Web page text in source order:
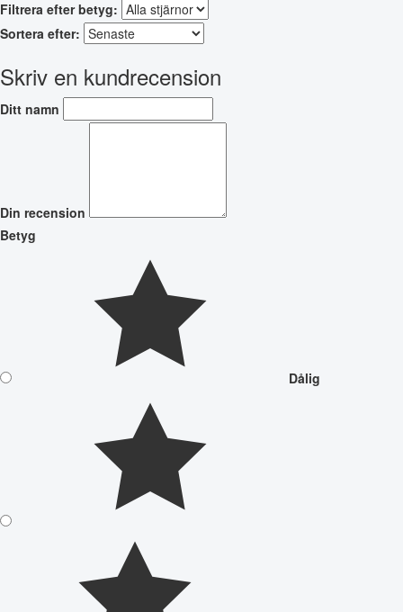
Filtrera efter betyg:
Sortera efter:
Skriv en kundrecension
Ditt namn
Din recension
Betyg
Dålig